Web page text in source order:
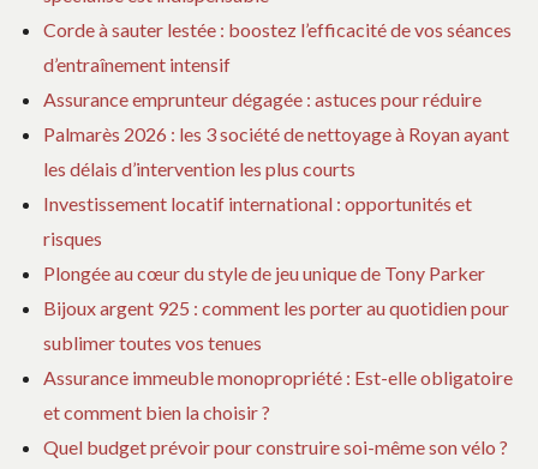
Corde à sauter lestée : boostez l’efficacité de vos séances
d’entraînement intensif
Assurance emprunteur dégagée : astuces pour réduire
Palmarès 2026 : les 3 société de nettoyage à Royan ayant
les délais d’intervention les plus courts
Investissement locatif international : opportunités et
risques
Plongée au cœur du style de jeu unique de Tony Parker
Bijoux argent 925 : comment les porter au quotidien pour
sublimer toutes vos tenues
Assurance immeuble monopropriété : Est-elle obligatoire
et comment bien la choisir ?
Quel budget prévoir pour construire soi-même son vélo ?